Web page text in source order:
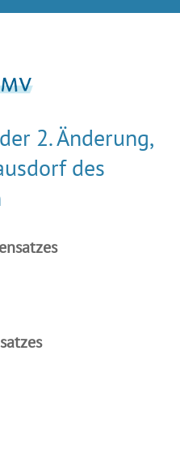
2. Änderung,
des